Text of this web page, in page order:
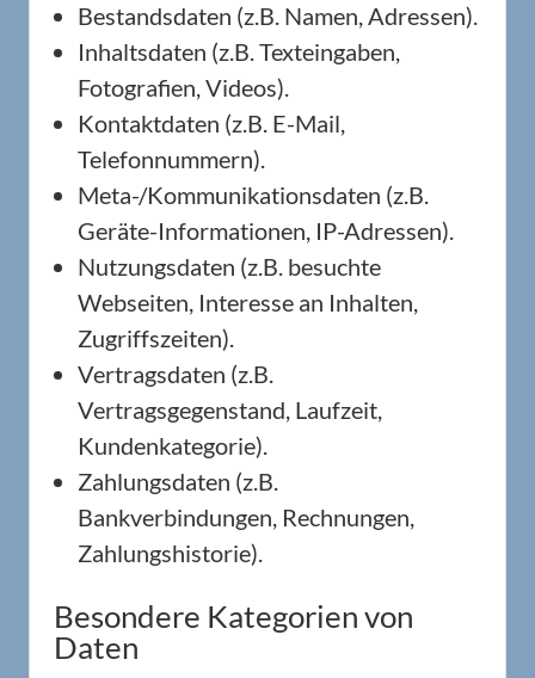
Bestandsdaten (z.B. Namen, Adressen).
Inhaltsdaten (z.B. Texteingaben,
Fotografien, Videos).
Kontaktdaten (z.B. E-Mail,
Telefonnummern).
Meta-/Kommunikationsdaten (z.B.
Geräte-Informationen, IP-Adressen).
Nutzungsdaten (z.B. besuchte
Webseiten, Interesse an Inhalten,
Zugriffszeiten).
Vertragsdaten (z.B.
Vertragsgegenstand, Laufzeit,
Kundenkategorie).
Zahlungsdaten (z.B.
Bankverbindungen, Rechnungen,
Zahlungshistorie).
Besondere Kategorien von
Daten